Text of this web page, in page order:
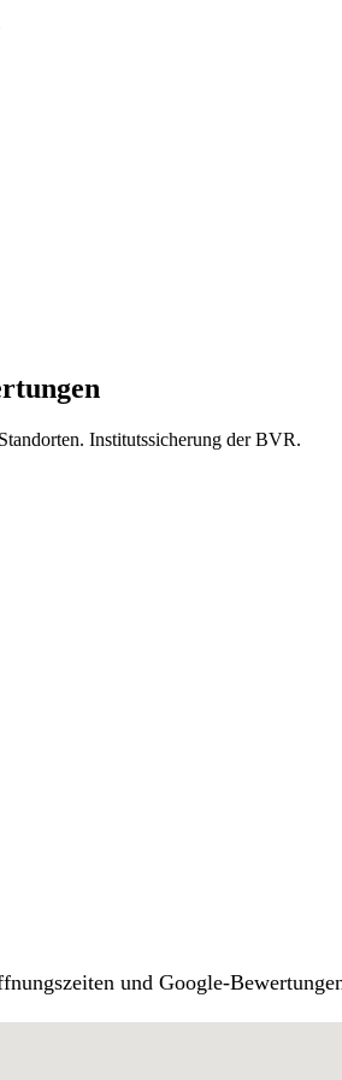
Institutssicherung der BVR.
und Google-